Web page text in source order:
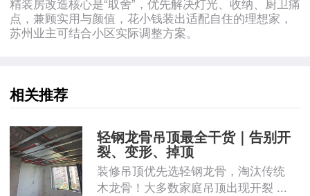
点，兼顾实用与颜值，花小钱装出适配自住的理想家，
苏州业主可结合小区实际调整方案。
相关推荐
轻钢龙骨吊顶最全干货｜告别开
裂、变形、掉顶
装修吊顶优先选轻钢龙骨，淘汰传统
木龙骨！大多数家庭吊顶出现开裂 ...